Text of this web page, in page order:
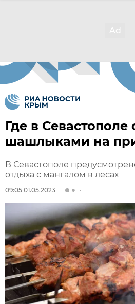
Где в Севастополе
шашлыками на
В Севастополе
отдыха с мангалом в лесах
09:05 01.05.2023